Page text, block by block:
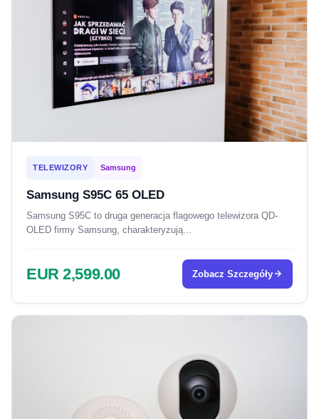
TELEWIZORY Samsung
Samsung S95C 65 OLED
Samsung S95C to druga generacja flagowego telewizora QD-
OLED firmy Samsung, charakteryzują...
EUR 2,599.00 Zobacz Szczegóły